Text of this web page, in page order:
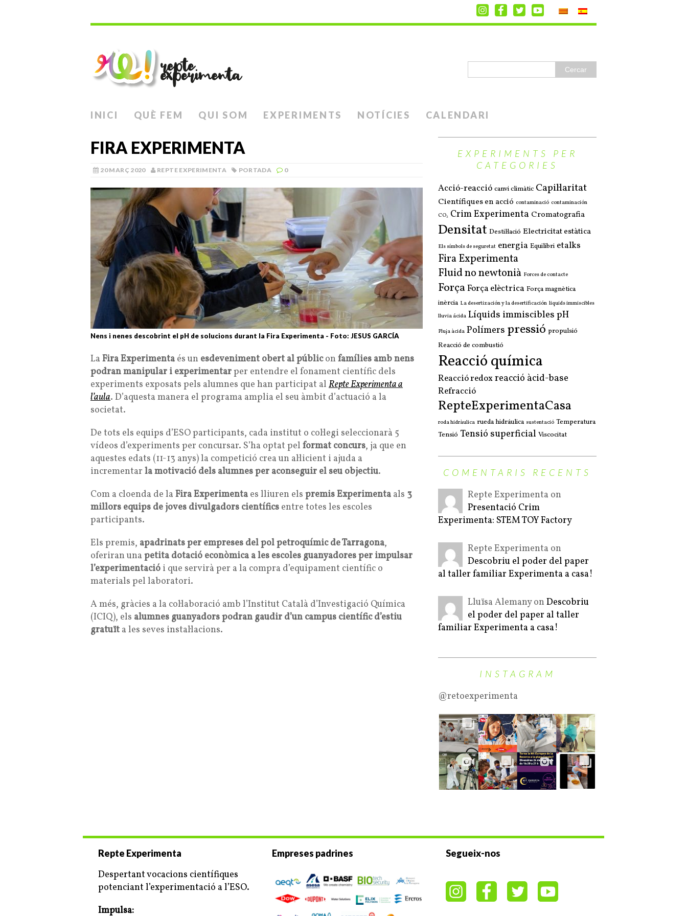
INICI QUÈ FEM QUI SOM EXPERIMENTS NOTÍCIES CALENDARI
FIRA EXPERIMENTA
20 MARÇ 2020 REPTE EXPERIMENTA PORTADA 0
Nens i nenes descobrint el pH de solucions durant la Fira Experimenta - Foto: JESUS GARCÍA
La Fira Experimenta és un esdeveniment obert al públicon famílies amb nens
podran manipular i experimentarper entendre el fonament científic dels
experiments exposats pels alumnes que han participat al Repte Experimenta a
l’aula. D’aquesta manera el programa amplia el seu àmbit d’actuació a la
societat.
De tots els equips d’ESO participants, cada institut o col·legi seleccionarà 5
vídeos d’experiments per concursar. S’ha optat pel format concurs, ja que en
aquestes edats (11-13 anys) la competició crea un al·licient i ajuda a
incrementar la motivació dels alumnes per aconseguir el seu objectiu.
Com a cloenda de la Fira Experimenta es lliuren els premis Experimenta als 3
millors equips de joves divulgadors científics entre totes les escoles
participants.
Els premis, apadrinats per empreses del pol petroquímic de Tarragona,
oferiran una petita dotació econòmica a les escoles guanyadores per impulsar
l’experimentació i que servirà per a la compra d’equipament científic o
materials pel laboratori.
A més, gràcies a la col·laboració amb l’Institut Català d’Investigació Química
(ICIQ), els alumnes guanyadors podran gaudir d’un campus científic d’estiu
gratuït a les seves instal·lacions.
EXPERIMENTS PER
CATEGORIES
Acció-reacció canvi climàtic Capil·laritat
Científiques en acció contaminació contaminación
CO₂ Crim Experimenta Cromatografia
Densitat Destil·lació Electricitat estàtica
Els símbols de seguretat energia Equilibri etalks
Fira Experimenta
Fluid no newtonià Forces de contacte
ForçaForça elèctrica Força magnètica
inèrcia La desertización y la desertificación liquids immiscibles
lluvia ácida Líquids immisciblespH
Pluja àcida Polímers pressió propulsió
Reacció de combustió
Reacció química
Reacció redoxreacció àcid-base
Refracció
RepteExperimentaCasa
roda hidràulica rueda hidráulica sustentació Temperatura
Tensió Tensió superficial Viscocitat
COMENTARIS RECENTS
Repte Experimenta on
Presentació Crim
Experimenta: STEM TOY Factory
Repte Experimenta on
Descobriu el poder del paper
al taller familiar Experimenta a casa!
Lluïsa Alemany on Descobriu
el poder del paper al taller
familiar Experimenta a casa!
INSTAGRAM
@retoexperimenta
Repte Experimenta
Despertant vocacions científiques
potenciant l’experimentació a l’ESO.
Impulsa:
Empreses padrines Segueix-nos